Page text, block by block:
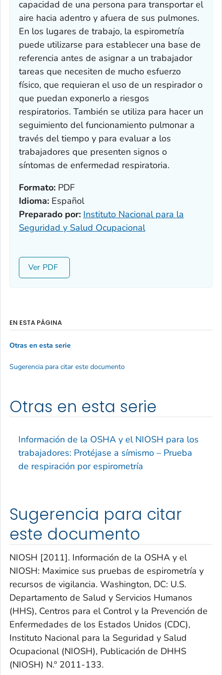
capacidad de una persona para transportar el
aire hacia adentro y afuera de sus pulmones.
En los lugares de trabajo, la espirometría
puede utilizarse para establecer una base de
referencia antes de asignar a un trabajador
tareas que necesiten de mucho esfuerzo
físico, que requieran el uso de un respirador o
que puedan exponerlo a riesgos
respiratorios. También se utiliza para hacer un
seguimiento del funcionamiento pulmonar a
través del tiempo y para evaluar a los
trabajadores que presenten signos o
síntomas de enfermedad respiratoria.
Formato: PDF
Idioma: Español
Preparado por: Instituto Nacional para la
Seguridad y Salud Ocupacional
Ver
Otras en esta serie
Información de la OSHA y el NIOSH para los
trabajadores: Protéjase a símismo – Prueba
de respiración por espirometría
Sugerencia para citar
este documento
NIOSH [2011]. Información de la OSHA y el
NIOSH: Maximice sus pruebas de espirometría y
recursos de vigilancia. Washington, DC: U.S.
Departamento de Salud y Servicios Humanos
(HHS), Centros para el Control y la Prevención de
Enfermedades de los Estados Unidos (CDC),
Instituto Nacional para la Seguridad y Salud
Ocupacional (NIOSH), Publicación de DHHS
(NIOSH) N.º 2011-133.
EN ESTA PÁGINA
Otras en esta serie
Sugerencia para citar este documento